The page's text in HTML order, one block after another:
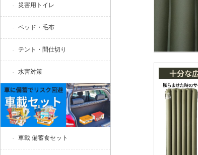
災害用トイレ
ベッド・毛布
テント・間仕切り
水害対策
車載 備蓄食セット